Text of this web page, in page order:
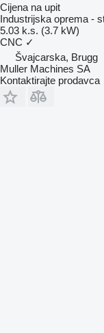
Cijena na upit
Industrijska oprema -
5.03 k.s. (3.7 kW)
CNC ✓
Švајcarska, Brugg
Muller Machines SA
Kontaktirajte prodavca